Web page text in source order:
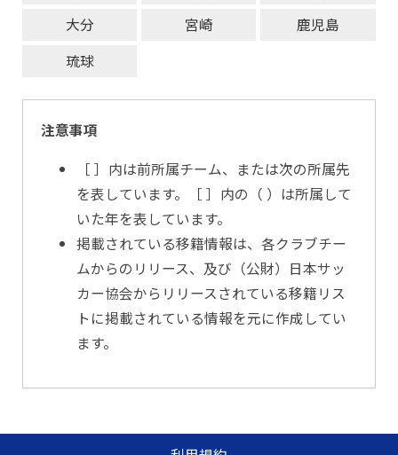
大分
宮崎
鹿児島
琉球
注意事項
［ ］内は前所属チーム、または次の所属先
を表しています。［ ］内の（ ）は所属して
いた年を表しています。
掲載されている移籍情報は、各クラブチー
ムからのリリース、及び（公財）日本サッ
カー協会からリリースされている移籍リス
トに掲載されている情報を元に作成してい
ます。